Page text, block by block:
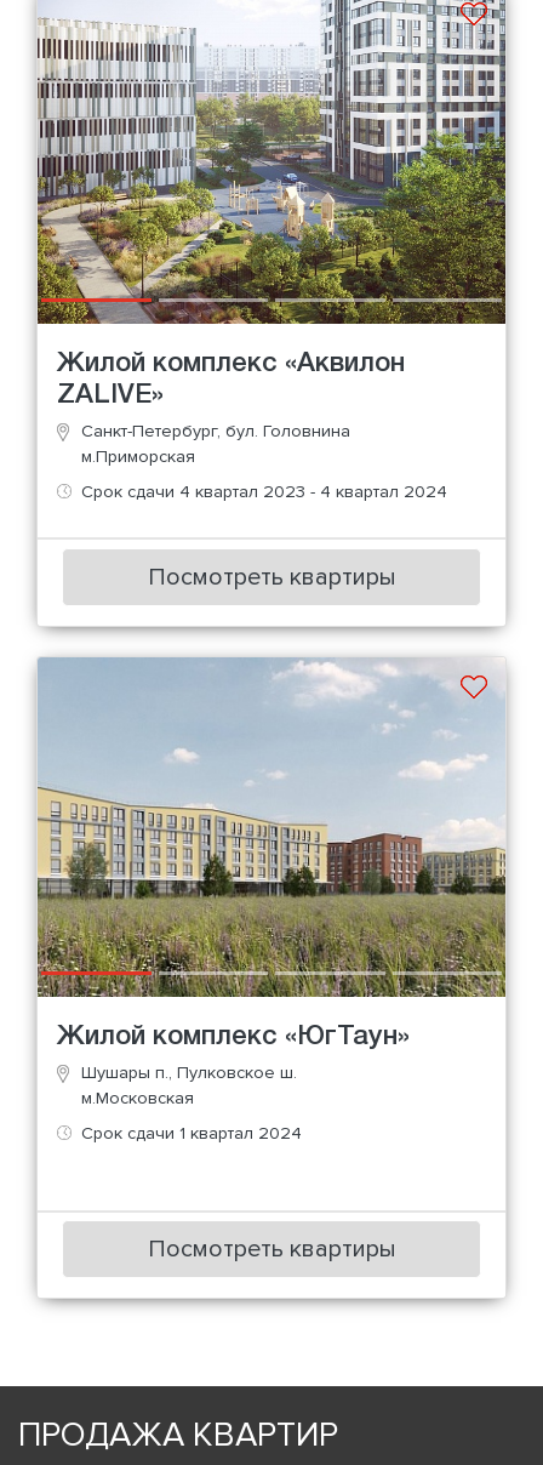
Жилой комплекс «Аквилон
ZALIVE»
Санкт-Петербург, бул. Головнина
м.Приморская
Срок сдачи 4 квартал 2023 - 4 квартал 2024
Посмотреть квартиры
Жилой комплекс «ЮгТаун»
Шушары п., Пулковское ш.
м.Московская
Срок сдачи 1 квартал 2024
Посмотреть квартиры
ПРОДАЖА КВАРТИР